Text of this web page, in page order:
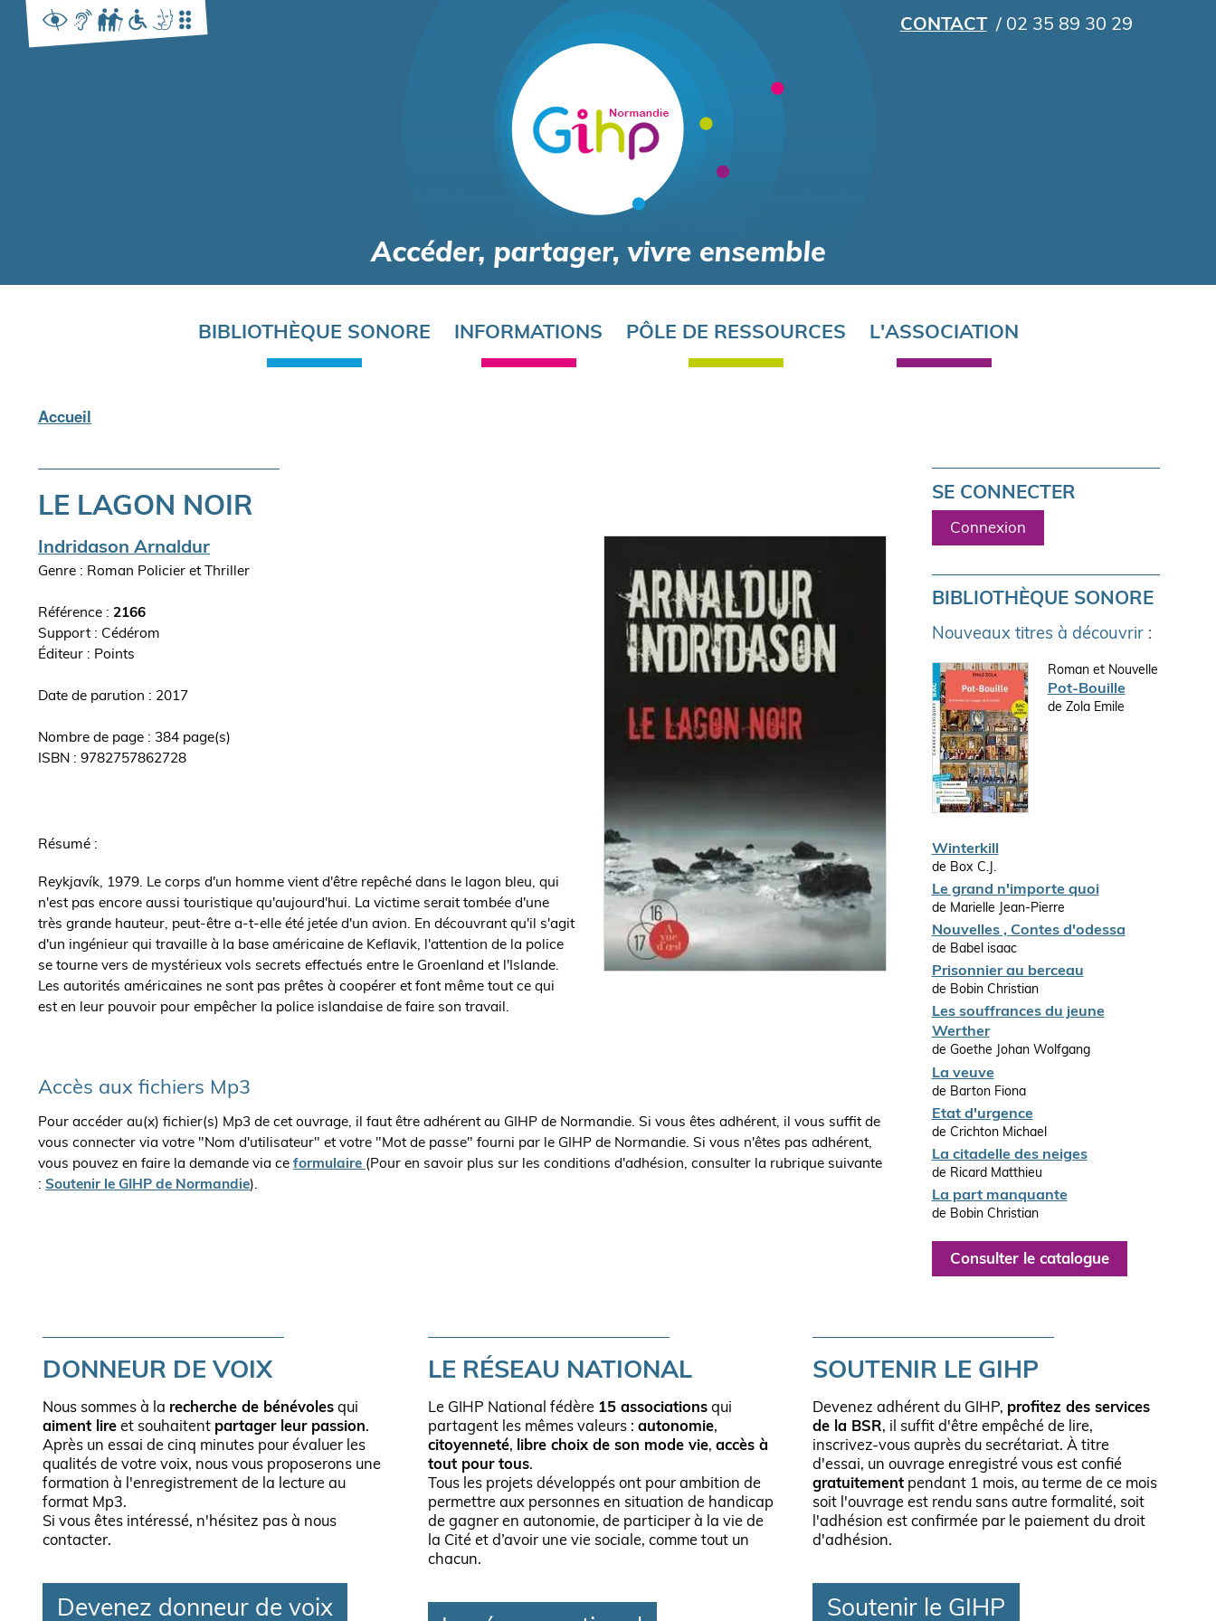
contenu
principal
CONTACT/ 02 35 89 30 29
BIBLIOTHÈQUE SONORE INFORMATIONS PÔLE DE RESSOURCES L'ASSOCIATION
Accueil
LE LAGON NOIR
Auteur(s)
Indridason Arnaldur
Genre : Roman Policier et Thriller
Référence : 2166
Support : Cédérom
Editeur
Points
Date de parution : 2017
Nombre de page : 384 page(s)
ISBN : 9782757862728
l'ouvrage
Résumé :
Reykjavík, 1979. Le corps d'un homme vient d'être repêché dans le lagon bleu, qui
n'est pas encore aussi touristique qu'aujourd'hui. La victime serait tombée d'une
très grande hauteur, peut-être a-t-elle été jetée d'un avion. En découvrant qu'il s'agit
d'un ingénieur qui travaille à la base américaine de Keflavik, l'attention de la police
se tourne vers de mystérieux vols secrets effectués entre le Groenland et l'Islande.
Les autorités américaines ne sont pas prêtes à coopérer et font même tout ce qui
est en leur pouvoir pour empêcher la police islandaise de faire son travail.
Accès aux fichiers Mp3
Pour accéder au(x) fichier(s) Mp3 de cet ouvrage, il faut être adhérent au GIHP de Normandie. Si vous êtes adhérent, il vous suffit de
vous connecter via votre "Nom d'utilisateur" et votre "Mot de passe" fourni par le GIHP de Normandie. Si vous n'êtes pas adhérent,
vous pouvez en faire la demande via ce formulaire (Pour en savoir plus sur les conditions d'adhésion, consulter la rubrique suivante
: Soutenir le GIHP de Normandie).
SE CONNECTER
Connexion
BIBLIOTHÈQUE SONORE
Nouveaux titres à découvrir :
Roman et Nouvelle
Pot-Bouille
de Zola Emile
Winterkill
de Box C.J.
Le grand n'importe quoi
de Marielle Jean-Pierre
Nouvelles , Contes d'odessa
de Babel isaac
Prisonnier au berceau
de Bobin Christian
Les souffrances du jeune
Werther
de Goethe Johan Wolfgang
La veuve
de Barton Fiona
Etat d'urgence
de Crichton Michael
La citadelle des neiges
de Ricard Matthieu
La part manquante
de Bobin Christian
Consulter le catalogue
DONNEUR DE VOIX
Nous sommes à la recherche de bénévoles qui
aiment lire et souhaitent partager leur passion.
Après un essai de cinq minutes pour évaluer les
qualités de votre voix, nous vous proposerons une
formation à l'enregistrement de la lecture au
format Mp3.
Si vous êtes intéressé, n'hésitez pas à nous
contacter.
Devenez donneur de voix
LE RÉSEAU NATIONAL
Le GIHP National fédère 15 associationsqui
partagent les mêmes valeurs : autonomie,
citoyenneté, libre choix de son mode vie, accès à
tout pour tous.
Tous les projets développés ont pour ambition de
permettre aux personnes en situation de handicap
de gagner en autonomie, de participer à la vie de
la Cité et d’avoir une vie sociale, comme tout un
chacun.
SOUTENIR LE GIHP
Devenez adhérent du GIHP, profitez des services
de la BSR, il suffit d'être empêché de lire,
inscrivez-vous auprès du secrétariat. À titre
d'essai, un ouvrage enregistré vous est confié
gratuitement pendant 1 mois, au terme de ce mois
soit l'ouvrage est rendu sans autre formalité, soit
l'adhésion est confirmée par le paiement du droit
d'adhésion.
Soutenir le GIHP